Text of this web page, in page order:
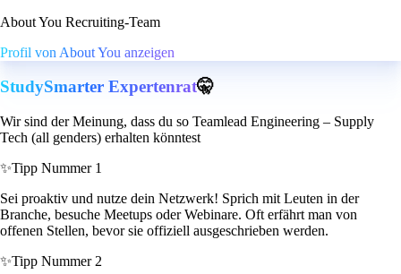
About You Recruiting-Team
Profil von About You anzeigen
StudySmarter Expertenrat🤫
Wir sind der Meinung, dass du so Teamlead Engineering – Supply
Tech (all genders) erhalten könntest
✨Tipp Nummer 1
Sei proaktiv und nutze dein Netzwerk! Sprich mit Leuten in der
Branche, besuche Meetups oder Webinare. Oft erfährt man von
offenen Stellen, bevor sie offiziell ausgeschrieben werden.
✨Tipp Nummer 2